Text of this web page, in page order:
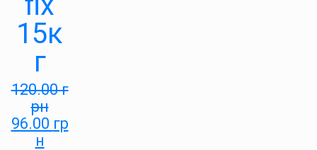
15к
г
120.00г
рн
96.00 гр
н